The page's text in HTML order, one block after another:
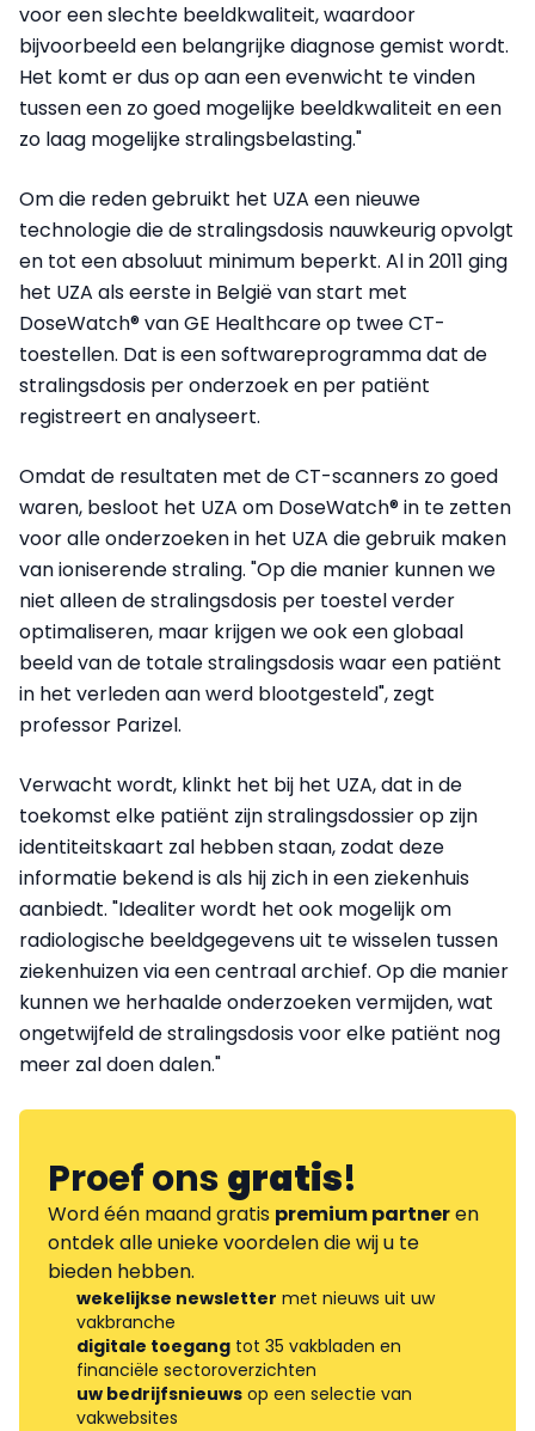
voor een slechte beeldkwaliteit, waardoor
bijvoorbeeld een belangrijke diagnose gemist wordt.
Het komt er dus op aan een evenwicht te vinden
tussen een zo goed mogelijke beeldkwaliteit en een
zo laag mogelijke stralingsbelasting."
Om die reden gebruikt het UZA een nieuwe
technologie die de stralingsdosis nauwkeurig opvolgt
en tot een absoluut minimum beperkt. Al in 2011 ging
het UZA als eerste in België van start met
DoseWatch® van GE Healthcare op twee CT-
toestellen. Dat is een softwareprogramma dat de
stralingsdosis per onderzoek en per patiënt
registreert en analyseert.
Omdat de resultaten met de CT-scanners zo goed
waren, besloot het UZA om DoseWatch® in te zetten
voor alle onderzoeken in het UZA die gebruik maken
van ioniserende straling. "Op die manier kunnen we
niet alleen de stralingsdosis per toestel verder
optimaliseren, maar krijgen we ook een globaal
beeld van de totale stralingsdosis waar een patiënt
in het verleden aan werd blootgesteld", zegt
professor Parizel.
Verwacht wordt, klinkt het bij het UZA, dat in de
toekomst elke patiënt zijn stralingsdossier op zijn
identiteitskaart zal hebben staan, zodat deze
informatie bekend is als hij zich in een ziekenhuis
aanbiedt. "Idealiter wordt het ook mogelijk om
radiologische beeldgegevens uit te wisselen tussen
ziekenhuizen via een centraal archief. Op die manier
kunnen we herhaalde onderzoeken vermijden, wat
ongetwijfeld de stralingsdosis voor elke patiënt nog
meer zal doen dalen."
Proef onsgratis!
Word één maand gratis premium partneren
ontdek alle unieke voordelen die wij u te
bieden hebben.
wekelijkse newsletter met nieuws uit uw
vakbranche
digitale toegang tot 35 vakbladen en
financiële sectoroverzichten
uw bedrijfsnieuws op een selectie van
vakwebsites